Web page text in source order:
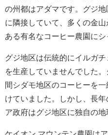
の州都はアダマです。グジ
に隣接していて、多くの金
ある有名なコーヒー農園にシ
グジ地区は伝統的にイルガ
を生産していませんでした
間シダモ地区のコーヒーを
けていました。しかし、長
ア政府はグジ地区に独自の地